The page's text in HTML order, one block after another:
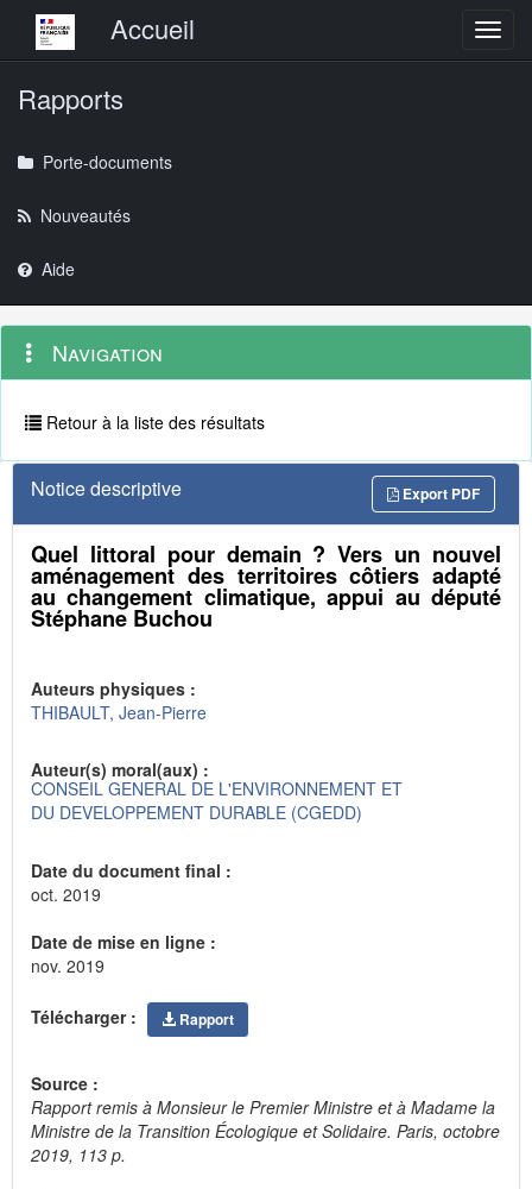
Menu principalAccueil
Rapports
Porte-documents
Nouveautés
Aide
Navigation
outils
Menu
contextuel
Navigation
Retour à la liste des résultats
Notice descriptive Export PDF
Quel littoral pour demain ? Vers un nouvel
aménagement des territoires côtiers adapté
au changement climatique, appui au député
Stéphane Buchou
Auteurs physiques :
THIBAULT, Jean-Pierre
Auteur(s) moral(aux) :
CONSEIL GENERAL DE L'ENVIRONNEMENT ET
DU DEVELOPPEMENT DURABLE (CGEDD)
Date du document final :
oct. 2019
Date de mise en ligne :
nov. 2019
Télécharger : Rapport
Source :
Rapport remis à Monsieur le Premier Ministre et à Madame la
Ministre de la Transition Écologique et Solidaire. Paris, octobre
2019, 113 p.